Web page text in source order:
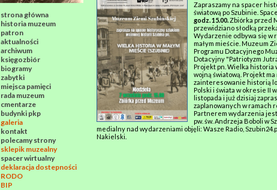
strona główna
historia muzeum
patron
aktualności
archiwum
księgozbiór
biogramy
zabytki
miejsca pamięci
rada muzeum
cmentarze
budynki pkp
galeria
kontakt
polecamy strony
sklepik muzealny
spacer wirtualny
deklaracja dostepności
RODO
BIP
Zapraszamy na spacer
światową po Szubinie.
godz. 15.00.Zbiórka przed
przewidziano słodką
Wydarzenie odbywa się w
małym mieście. Muzeum
Programu Dotacyjnego
Dotacyjny "Patriotyzm
Projekt pn. Wielka historia
wojną światową. Projekt
zainteresowanie historią
Polski i świata w okresie II
listopada i już dzisiaj
zaplanowanych w ramach
Partnerem wydarzenia jest
pw. św. Andrzeja Boboli w
medialny nad wydarzeniami objęli: Wasze Radio,
Nakielski.